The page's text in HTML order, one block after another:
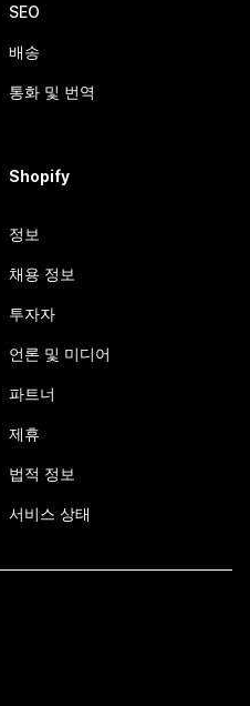
SEO
배송
통화 및 번역
Shopify
정보
채용 정보
투자자
언론 및 미디어
파트너
제휴
법적 정보
서비스 상태